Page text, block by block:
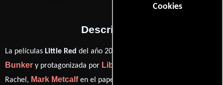
Cookies
Descripción
La películas Little Red del año 2012, está dirigida por
Bunker y protagonizada por Libby Amato
Rachel, Mark Metcalfen el papel de Lou,